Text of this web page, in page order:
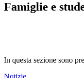
Famiglie e
In questa sezione sono